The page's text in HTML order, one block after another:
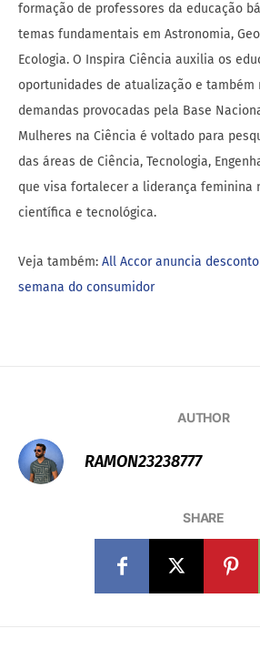
formação de professores da educação
temas fundamentais em Astronomia,
Ecologia. O Inspira Ciência auxilia os
oportunidades de atualização e também
demandas provocadas pela Base
Mulheres na Ciência é voltado para
das áreas de Ciência, Tecnologia,
que visa fortalecer a liderança feminina
científica e tecnológica.
Veja também: All Accor anuncia
semana do consumidor
AUTHOR
RAMON23238777
SHARE